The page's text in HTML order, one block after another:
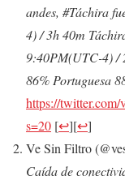
andes, #Táchira
4) / 3h 40m
9:40PM(UTC-4) /
86% Portuguesa
https://twitter.com/
s=20 [↩][↩]
Ve Sin Filtro
Caída de